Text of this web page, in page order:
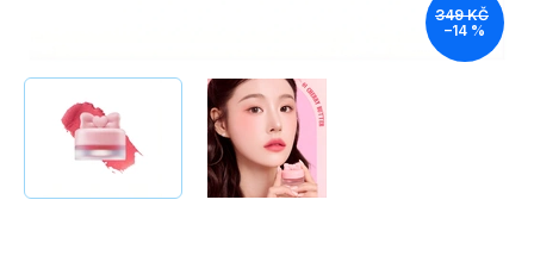
349 KČ
–14 %
í